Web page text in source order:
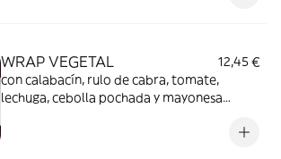
WRAP VEGETAL
12,45 €
con calabacín, rulo de cabra, tomate,
lechuga, cebolla pochada y mayonesa